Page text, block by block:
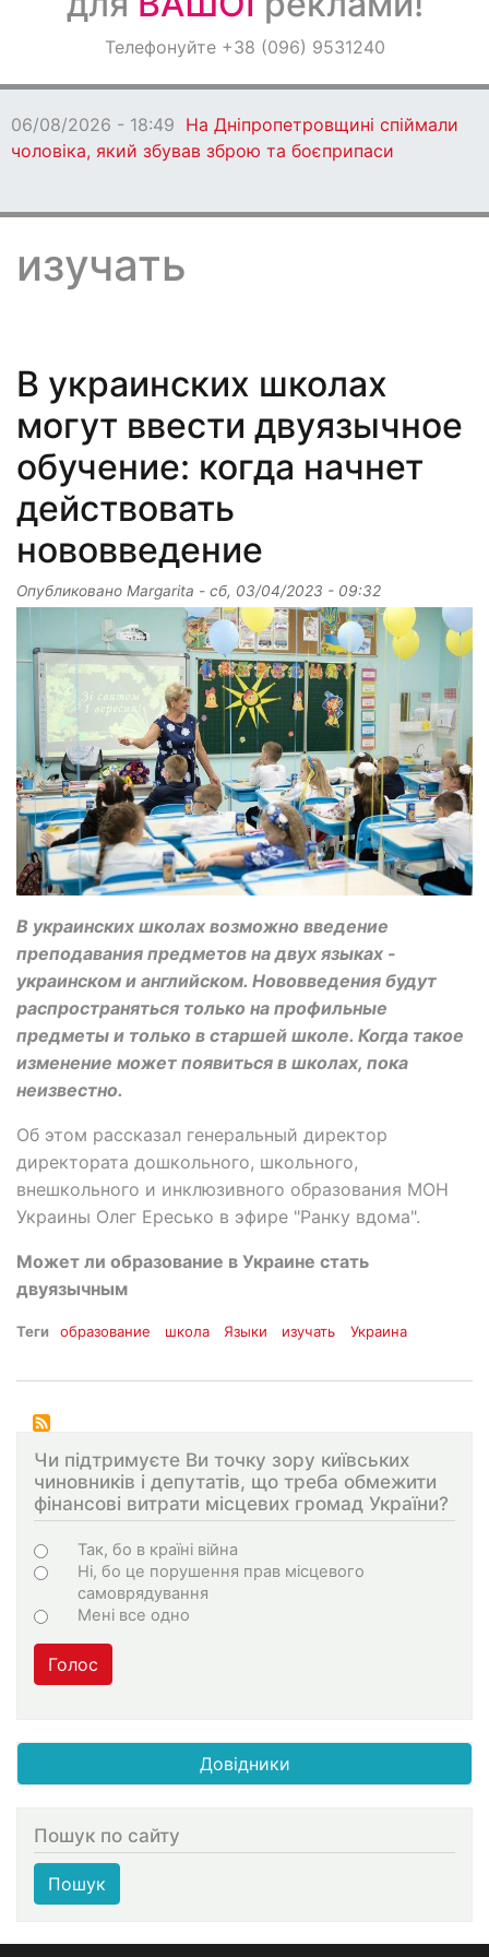
ОголошенняТелефонуйте +38 (096) 9531240
06/08/2026 - 18:49 На Дніпропетровщині спіймали
чоловіка, який збував зброю та боєприпаси
изучать
В украинских школах
могут ввести двуязычное
обучение: когда начнет
действовать
нововведение
Опубликовано Margarita - сб, 03/04/2023 - 09:32
В украинских школах возможно введение
преподавания предметов на двух языках -
украинском и английском. Нововведения будут
распространяться только на профильные
предметы и только в старшей школе. Когда такое
изменение может появиться в школах, пока
неизвестно.
Об этом рассказал генеральный директор
директората дошкольного, школьного,
внешкольного и инклюзивного образования МОН
Украины Олег Ересько в эфире "Ранку вдома".
Может ли образование в Украине стать
двуязычным
Теги образование школа Языки изучать Украина
Чи підтримуєте Ви точку зору київських
чиновників і депутатів, що треба обмежити
фінансові витрати місцевих громад України?
Choices
Так, бо в країні війна
Ні, бо це порушення прав місцевого
самоврядування
Мені все одно
Голос
Довідники
Пошук по сайту
Пошук